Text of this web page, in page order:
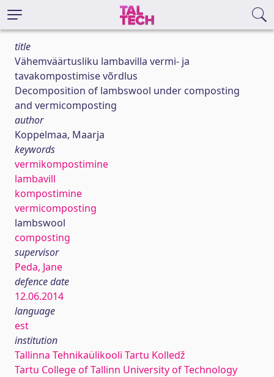
title
Vähemväärtusliku lambavilla vermi- ja
tavakompostimise võrdlus
Decomposition of lambswool under composting
and vermicomposting
author
Koppelmaa, Maarja
keywords
vermikompostimine
lambavill
kompostimine
vermicomposting
lambswool
composting
supervisor
Peda, Jane
defence date
12.06.2014
language
est
institution
Tallinna Tehnikaülikooli Tartu Kolledž
Tartu College of Tallinn University of Technology